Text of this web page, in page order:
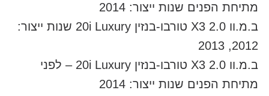
מתיחת הפנים שנות ייצור: 2014
ב.מ.וו X3 2.0 טורבו-בנזין 20i Luxury שנות ייצור:
2012, 2013
ב.מ.וו X3 2.0 טורבו-בנזין 20i Luxury – לפני
מתיחת הפנים שנות ייצור: 2014